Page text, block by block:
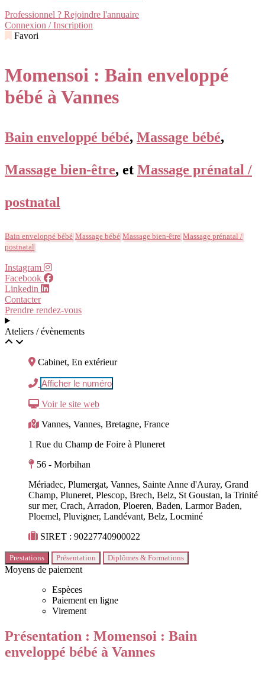
Professionnel ? Rejoindre l'annuaire
Connexion / Inscription
Favori
Momensoi : Bain enveloppé
bébé à Vannes
Bain enveloppé bébé, Massage bébé,
Massage bien-être, et Massage prénatal /
postnatal
Bain enveloppé bébé Massage bébé Massage bien-être Massage prénatal /
postnatal
Instagram
Facebook
Linkedin
Contacter
Prendre rendez-vous
Ateliers / évènements
Cabinet, En extérieur
Afficher le numéro
Voir le site web
Vannes, Vannes, Bretagne, France
1 Rue du Champ de Foire à Pluneret
56 - Morbihan
Mériadec, Plumergat, Vannes, Sainte Anne d'Auray, Grand
Champ, Pluneret, Plescop, Brech, Belz, St Goustan, la Trinité
sur mer, Crach, Arradon, Ploeren, Baden, Larmor Baden,
Ploemel, Pluvigner, Landévant, Belz, Locminé
SIRET : 90227740900022
Prestations Présentation Diplômes & Formations
Moyens de paiement
Espèces
Paiement en ligne
Virement
Présentation : Momensoi : Bain
enveloppé bébé à Vannes